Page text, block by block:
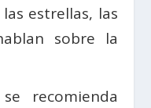
estrellas, las
sobre la
se recomienda